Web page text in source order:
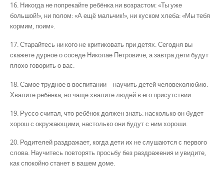
16. Никогда не попрекайте ребёнка ни возрастом: «Ты уже
большой!», ни полом: «А ещё мальчик!», ни куском хлеба: «Мы тебя
кормим, поим».
17. Старайтесь ни кого не критиковать при детях. Сегодня вы
скажете дурное о соседе Николае Петровиче, а завтра дети будут
плохо говорить о вас.
18. Самое трудное в воспитании – научить детей человеколюбию.
Хвалите ребёнка, но чаще хвалите людей в его присутствии.
19. Руссо считал, что ребёнок должен знать: насколько он будет
хорош с окружающими, настолько они будут с ним хороши.
20. Родителей раздражает, когда дети их не слушаются с первого
слова. Научитесь повторять просьбу без раздражения и увидите,
как спокойно станет в вашем доме.